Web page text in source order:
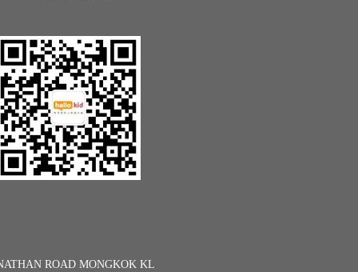
ROAD MONGKOK KL